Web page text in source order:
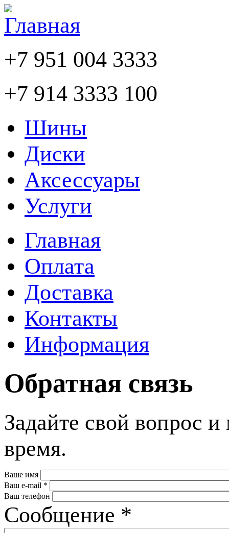
+7 951 004 3333
+7 914 3333 100
Шины
Диски
Аксессуары
Услуги
Главная
Оплата
Доставка
Контакты
Информация
Обратная связь
Задайте свой вопрос
время.
Ваше имя
Ваш e-mail *
Ваш телефон
Сообщение *